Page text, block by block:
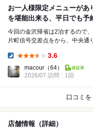
お一人様限定メニューがあ
を堪能出来る、平日でも予
今回の金沢帰省は2泊するので
片町信号交差点をから、中央通りを元車方面へ
3.6
macour （64）
2026/07 訪問
1回
口コミを
店舗情報（詳細）